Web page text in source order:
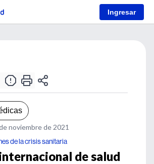
Ingresar
noviembre de 2021
de la crisis sanitaria
de salud